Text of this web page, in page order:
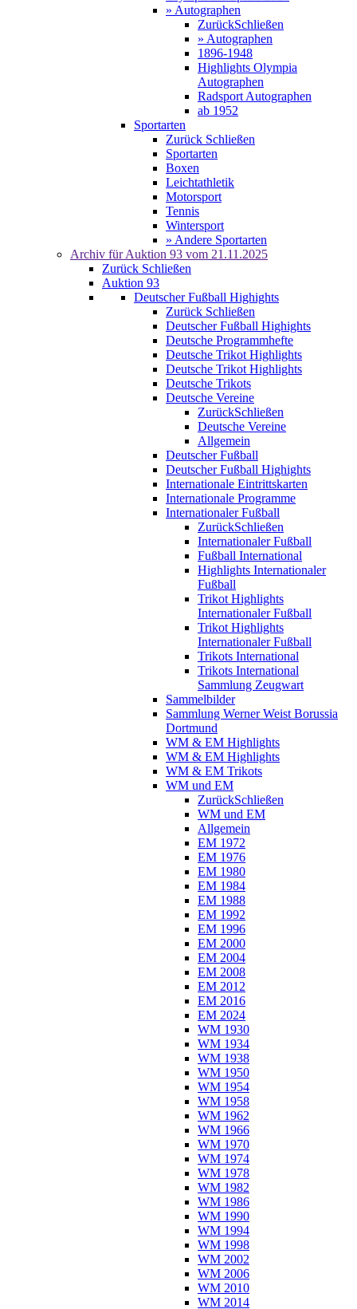
» Autographen
ZurückSchließen
» Autographen
1896-1948
Highlights Olympia
Autographen
Radsport Autographen
ab 1952
Sportarten
Zurück Schließen
Sportarten
Boxen
Leichtathletik
Motorsport
Tennis
Wintersport
» Andere Sportarten
Archiv für Auktion 93 vom 21.11.2025
Zurück Schließen
Auktion 93
Deutscher Fußball Highights
Zurück Schließen
Deutscher Fußball Highights
Deutsche Programmhefte
Deutsche Trikot Highlights
Deutsche Trikot Highlights
Deutsche Trikots
Deutsche Vereine
ZurückSchließen
Deutsche Vereine
Allgemein
Deutscher Fußball
Deutscher Fußball Highights
Internationale Eintrittskarten
Internationale Programme
Internationaler Fußball
ZurückSchließen
Internationaler Fußball
Fußball International
Highlights Internationaler
Fußball
Trikot Highlights
Internationaler Fußball
Trikot Highlights
Internationaler Fußball
Trikots International
Trikots International
Sammlung Zeugwart
Sammelbilder
Sammlung Werner Weist Borussia
Dortmund
WM & EM Highlights
WM & EM Highlights
WM & EM Trikots
WM und EM
ZurückSchließen
WM und EM
Allgemein
EM 1972
EM 1976
EM 1980
EM 1984
EM 1988
EM 1992
EM 1996
EM 2000
EM 2004
EM 2008
EM 2012
EM 2016
EM 2024
WM 1930
WM 1934
WM 1938
WM 1950
WM 1954
WM 1958
WM 1962
WM 1966
WM 1970
WM 1974
WM 1978
WM 1982
WM 1986
WM 1990
WM 1994
WM 1998
WM 2002
WM 2006
WM 2010
WM 2014